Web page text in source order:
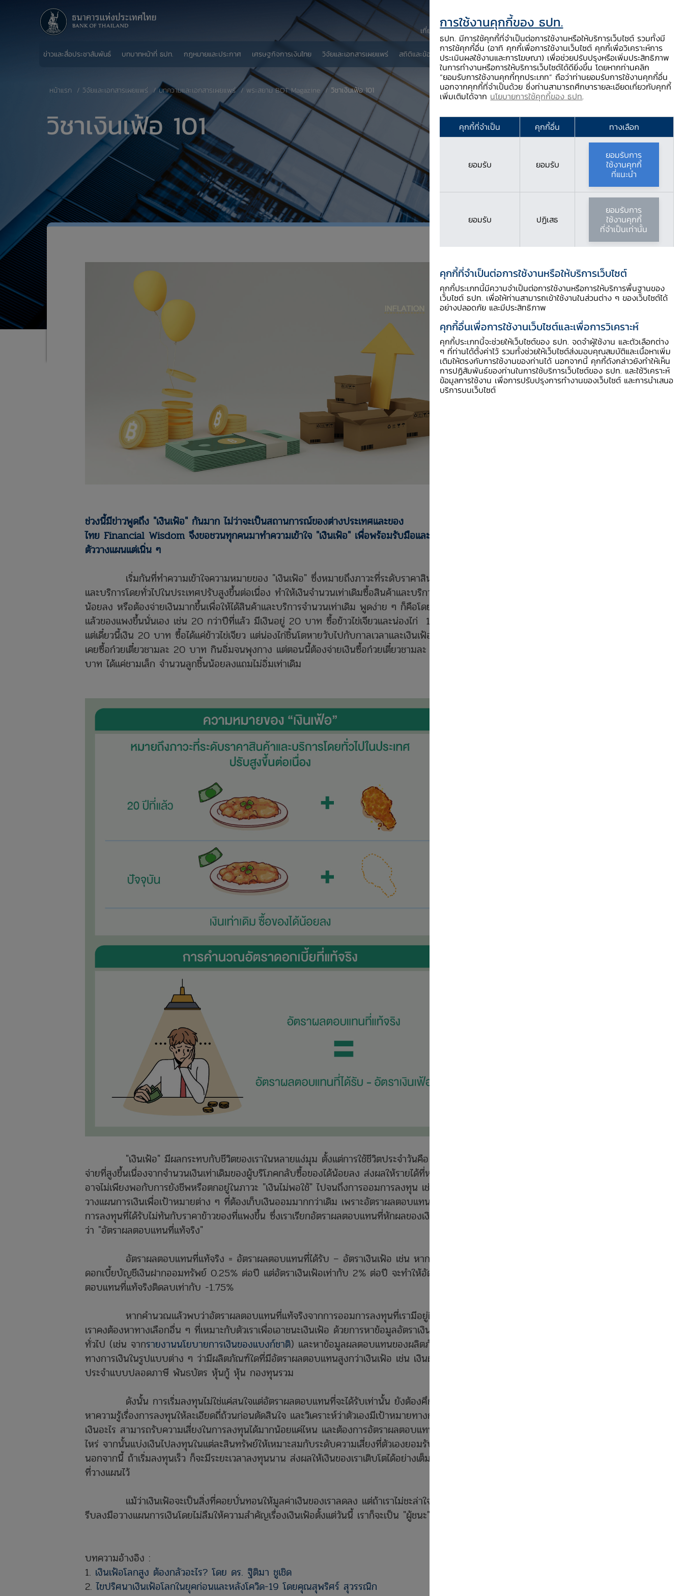
ข่าวและสื่อประชาสัมพันธ์ บทบาทหน้าที่ ธปท. กฎหมายและประกาศ เศรษฐกิจการเงินไทย วิจัยและเอกสารเผยแพร่ สถิติและข้อมูลเผยแพร่ บริการจาก ธปท. นวัตกรรมภาคการเงิน สตางค์ Story
เกี่ยวกับ ธปท. ติดต่อเรา ช่วยเหลือ / ร้องเรียน EN
หน้าแรก วิจัยและเอกสารเผยแพร่ บทความและเอกสารเผยแพร่ พระสยาม BOT Magazine วิชาเงินเฟ้อ 101
วิชาเงินเฟ้อ 101
ช่วงนี้มีข่าวพูดถึง "เงินเฟ้อ" กันมาก ไม่ว่าจะเป็นสถานการณ์ของต่างประเทศและของ
ไทย Financial Wisdom จึงขอชวนทุกคนมาทำความเข้าใจ "เงินเฟ้อ" เพื่อพร้อมรับมือและเตรียม
ตัววางแผนแต่เนิ่น ๆ
เริ่มกันที่ทำความเข้าใจความหมายของ "เงินเฟ้อ" ซึ่งหมายถึงภาวะที่ระดับราคาสินค้า
และบริการโดยทั่วไปในประเทศปรับสูงขึ้นต่อเนื่อง ทำให้เงินจำนวนเท่าเดิมซื้อสินค้าและบริการได้
น้อยลง หรือต้องจ่ายเงินมากขึ้นเพื่อให้ได้สินค้าและบริการจำนวนเท่าเดิม พูดง่าย ๆ ก็คือโดยรวม
แล้วของแพงขึ้นนั่นเอง เช่น 20 กว่าปีที่แล้ว มีเงินอยู่ 20 บาท ซื้อข้าวไข่เจียวและน่องไก่ 1 ชิ้นได้
แต่เดี๋ยวนี้เงิน 20 บาท ซื้อได้แค่ข้าวไข่เจียว แต่น่องไก่ชิ้นโตหายวับไปกับกาลเวลาและเงินเฟ้อ หรือ
เคยซื้อก๋วยเตี๋ยวชามละ 20 บาท กินอิ่มจนพุงกาง แต่ตอนนี้ต้องจ่ายเงินซื้อก๋วยเตี๋ยวชามละ 40
บาท ได้แค่ชามเล็ก จำนวนลูกชิ้นน้อยลงแถมไม่อิ่มเท่าเดิม
"เงินเฟ้อ" มีผลกระทบกับชีวิตของเราในหลายแง่มุม ตั้งแต่การใช้ชีวิตประจำวันคือ ราย
จ่ายที่สูงขึ้นเนื่องจากจำนวนเงินเท่าเดิมของผู้บริโภคกลับซื้อของได้น้อยลง ส่งผลให้รายได้ที่หามา
อาจไม่เพียงพอกับการยังชีพหรือตกอยู่ในภาวะ "เงินไม่พอใช้" ไปจนถึงการออมการลงทุน เช่น การ
วางแผนการเงินเพื่อเป้าหมายต่าง ๆ ที่ต้องเก็บเงินออมมากกว่าเดิม เพราะอัตราผลตอบแทนจาก
การลงทุนที่ได้รับไม่ทันกับราคาข้าวของที่แพงขึ้น ซึ่งเราเรียกอัตราผลตอบแทนที่หักผลของเงินเฟ้อ
ว่า "อัตราผลตอบแทนที่แท้จริง"
อัตราผลตอบแทนที่แท้จริง = อัตราผลตอบแทนที่ได้รับ – อัตราเงินเฟ้อ เช่น หากอัตรา
ดอกเบี้ยบัญชีเงินฝากออมทรัพย์ 0.25% ต่อปี แต่อัตราเงินเฟ้อเท่ากับ 2% ต่อปี จะทำให้อัตราผล
ตอบแทนที่แท้จริงติดลบเท่ากับ -1.75%
หากคำนวณแล้วพบว่าอัตราผลตอบแทนที่แท้จริงจากการออมการลงทุนที่เรามีอยู่ติดลบ
เราคงต้องหาทางเลือกอื่น ๆ ที่เหมาะกับตัวเราเพื่อเอาชนะเงินเฟ้อ ด้วยการหาข้อมูลอัตราเงินเฟ้อ
ทั่วไป (เช่น จากรายงานนโยบายการเงินของแบงก์ชาติ) และหาข้อมูลผลตอบแทนของผลิตภัณฑ์
ทางการเงินในรูปแบบต่าง ๆ ว่ามีผลิตภัณฑ์ใดที่มีอัตราผลตอบแทนสูงกว่าเงินเฟ้อ เช่น เงินฝาก
ประจำแบบปลอดภาษี พันธบัตร หุ้นกู้ หุ้น กองทุนรวม
ดังนั้น การเริ่มลงทุนไม่ใช่แค่สนใจแต่อัตราผลตอบแทนที่จะได้รับเท่านั้น ยังต้องศึกษา
หาความรู้เรื่องการลงทุนให้ละเอียดถี่ถ้วนก่อนตัดสินใจ และวิเคราะห์ว่าตัวเองมีเป้าหมายทางการ
เงินอะไร สามารถรับความเสี่ยงในการลงทุนได้มากน้อยแค่ไหน และต้องการอัตราผลตอบแทนเท่า
ไหร่ จากนั้นแบ่งเงินไปลงทุนในแต่ละสินทรัพย์ให้เหมาะสมกับระดับความเสี่ยงที่ตัวเองยอมรับได้
นอกจากนี้ ถ้าเริ่มลงทุนเร็ว ก็จะมีระยะเวลาลงทุนนาน ส่งผลให้เงินของเราเติบโตได้อย่างเต็มที่ตาม
ที่วางแผนไว้
แม้ว่าเงินเฟ้อจะเป็นสิ่งที่คอยบั่นทอนให้มูลค่าเงินของเราลดลง แต่ถ้าเราไม่ชะล่าใจ แล้ว
รีบลงมือวางแผนการเงินโดยไม่ลืมให้ความสำคัญเรื่องเงินเฟ้อตั้งแต่วันนี้ เราก็จะเป็น "ผู้ชนะ" ได้
บทความอ้างอิง :
1. เงินเฟ้อโลกสูง ต้องกลัวอะไร? โดย ดร. ฐิติมา ชูเชิด
2.ไขปริศนาเงินเฟ้อโลกในยุคก่อนและหลังโควิด-19 โดยคุณสุพริศร์ สุวรรณิก
การใช้งานคุกกี้ของ ธปท.
ธปท. มีการใช้คุกกี้ที่จำเป็นต่อการใช้งานหรือให้บริการเว็บไซต์ รวมทั้งมี
การใช้คุกกี้อื่น (อาทิ คุกกี้เพื่อการใช้งานเว็บไซต์ คุกกี้เพื่อวิเคราะห์การ
ประเมินผลใช้งานและการโฆษณา) เพื่อช่วยปรับปรุงหรือเพิ่มประสิทธิภาพ
ในการทำงานหรือการให้บริการเว็บไซต์ได้ดียิ่งขึ้น โดยหากท่านคลิก
“ยอมรับการใช้งานคุกกี้ทุกประเภท” ถือว่าท่านยอมรับการใช้งานคุกกี้อื่น
นอกจากคุกกี้ที่จำเป็นด้วย ซึ่งท่านสามารถศึกษารายละเอียดเกี่ยวกับคุกกี้
เพิ่มเติมได้จาก นโยบายการใช้คุกกี้ของ ธปท.
คุกกี้ที่จำเป็น คุกกี้อื่น ทางเลือก
ยอมรับ ยอมรับ
ยอมรับการ
ใช้งานคุกกี้
ที่แนะนำ
ยอมรับ ปฏิเสธ
ยอมรับการ
ใช้งานคุกกี้
ที่จำเป็นเท่านั้น
คุกกี้ที่จำเป็นต่อการใช้งานหรือให้บริการเว็บไซต์
คุกกี้ประเภทนี้มีความจำเป็นต่อการใช้งานหรือการให้บริการพื้นฐานของ
เว็บไซต์ ธปท. เพื่อให้ท่านสามารถเข้าใช้งานในส่วนต่าง ๆ ของเว็บไซต์ได้
อย่างปลอดภัย และมีประสิทธิภาพ
คุกกี้อื่นเพื่อการใช้งานเว็บไซต์และเพื่อการวิเคราะห์
คุกกี้ประเภทนี้จะช่วยให้เว็บไซต์ของ ธปท. จดจำผู้ใช้งาน และตัวเลือกต่าง
ๆ ที่ท่านได้ตั้งค่าไว้ รวมทั้งช่วยให้เว็บไซต์ส่งมอบคุณสมบัติและเนื้อหาเพิ่ม
เติมให้ตรงกับการใช้งานของท่านได้ นอกจากนี้ คุกกี้ดังกล่าวยังทำให้เห็น
การปฏิสัมพันธ์ของท่านในการใช้บริการเว็บไซต์ของ ธปท. และใช้วิเคราะห์
ข้อมูลการใช้งาน เพื่อการปรับปรุงการทำงานของเว็บไซต์ และการนำเสนอ
บริการบนเว็บไซต์